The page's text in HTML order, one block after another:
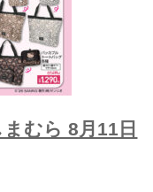
むら 8月11日